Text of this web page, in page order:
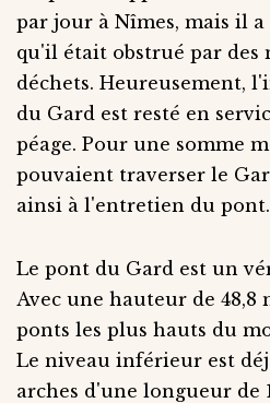
par jour à Nîmes, mais il
qu'il était obstrué par des
déchets. Heureusement,
du Gard est resté en
péage. Pour une somme
pouvaient traverser le
ainsi à l'entretien du pont.
Le pont du Gard est un
Avec une hauteur de 48,8
ponts les plus hauts du
Le niveau inférieur est
arches d'une longueur de